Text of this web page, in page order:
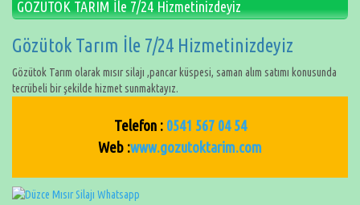
GÖZÜTOK TARIM İle 7/24 Hizmetinizdeyiz
Gözütok Tarım İle 7/24 Hizmetinizdeyiz
Gözütok Tarım olarak mısır silajı ,pancar küspesi, saman alım satımı konusunda
tecrübeli bir şekilde hizmet sunmaktayız.
Telefon : 0541 567 04 54
Web :www.gozutoktarim.com